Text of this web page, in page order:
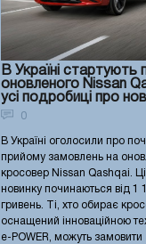
В Україні стартують
оновленого Nissan
усі подробиці про
0
В Україні оголосили про
прийому замовлень на
кросовер Nissan Qashqai.
новинку починаються від 1
гривень. Ті, хто обирає
оснащений інноваційною
e-POWER, можуть замовити